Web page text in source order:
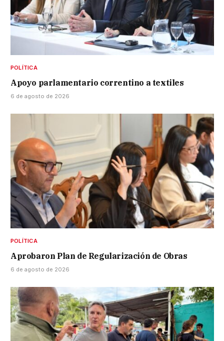
POLÍTICA
Apoyo parlamentario correntino a textiles
6 de agosto de 2026
POLÍTICA
Aprobaron Plan de Regularización de Obras
6 de agosto de 2026